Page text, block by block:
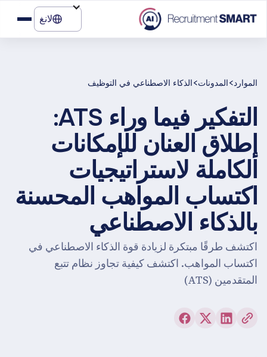
لانغ
الموارد>المدونات>الذكاء الاصطناعي في التوظيف
التفكير فيما وراء ATS:
إطلاق العنان للإمكانات
الكاملة لاستراتيجيات
اكتساب المواهب المحسنة
بالذكاء الاصطناعي
اكتشف طرقًا مبتكرة لزيادة قوة الذكاء الاصطناعي في
اكتساب المواهب. اكتشف كيفية تجاوز نظام تتبع
المتقدمين (ATS)